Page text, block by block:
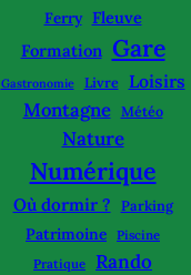
Ferry Fleuve
Formation Gare
Gastronomie Livre Loisirs
Montagne Météo
Nature
Numérique
Où dormir ? Parking
Patrimoine
Piscine
Pratique
Rando